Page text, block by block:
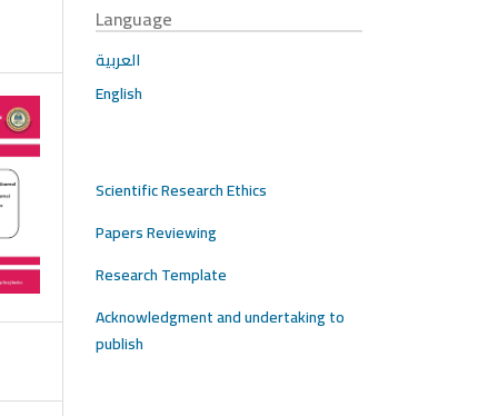
Language
العربية
English
Scientific Research Ethics
Papers Reviewing
Research Template
Acknowledgment and undertaking to
publish